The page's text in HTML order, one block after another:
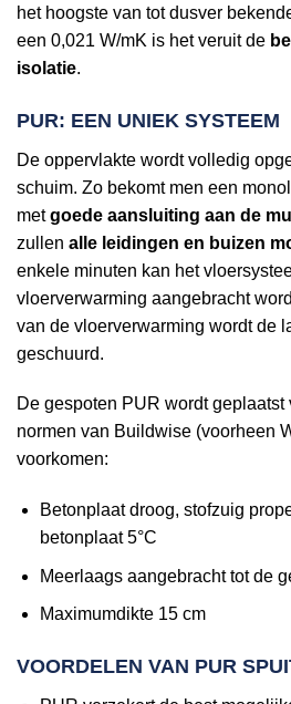
het hoogste van tot dusver
een 0,021 W/mK is het veruit de
isolatie.
PUR: EEN UNIEK SYSTEEM
De oppervlakte wordt volledig
schuim. Zo bekomt men een
metgoede aansluiting aan de
zullen alle leidingen en buizen
enkele minuten kan het
vloerverwarming aangebracht
van de vloerverwarming wordt de
geschuurd.
De gespoten PUR wordt
normen van Buildwise (voorheen
voorkomen:
Betonplaat droog, stofzuig
betonplaat 5°C
Meerlaags aangebracht tot de
Maximumdikte 15 cm
VOORDELEN VAN PUR